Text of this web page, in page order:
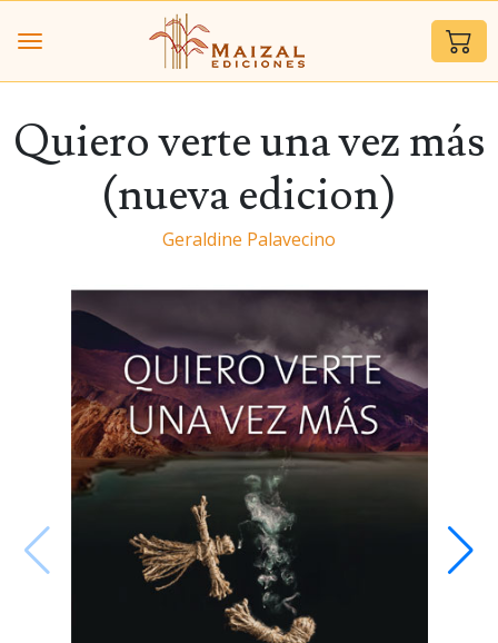
Quiero verte una vez más
(nueva edicion)
Geraldine Palavecino